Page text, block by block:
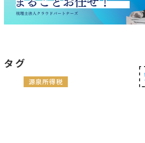
タグ
源泉所得税